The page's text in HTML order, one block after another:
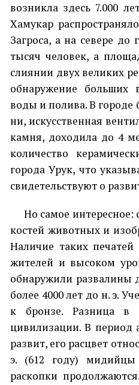
возникла здесь 7.000
Хамукар
Загроса, а на се­вере
тысяч человек, а
слиянии двух великих
обнаружение больших
воды и полива. В городе
ни, искусственная
камня, доходи­ла до 4
количество
города Урук, что
сви­детельствуют о
Но самое
костей живот­ных и
Наличие таких печатей
жителей и высоком
обнаружили развалины
более 4000 лет до н. э.
к бронзе. Разница в
цивилизации. В период
развит, его расцвет
э. (612 году) мидийцы
раскопки